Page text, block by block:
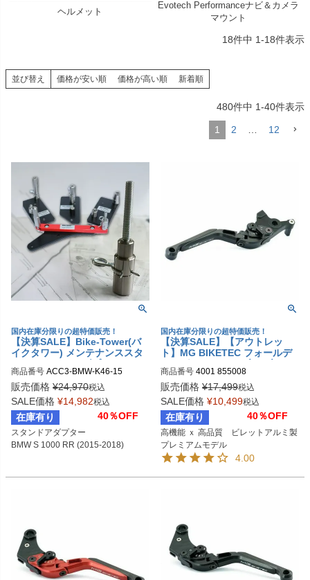
ヘルメット
Evotech Performanceナビ＆カメラ
マウント
18件中 1-18件表示
並び替え 価格が安い順 価格が高い順 新着順
480件中 1-40件表示
1 2 … 12
国内在庫分限りの超特価販売！
【決算SALE】Bike-Tower(バ
イクタワー) メンテナンススタ
BMW S 1000 RR (2015-2018)
商品番号 ACC3-BMW-K46-15
販売価格 ¥24,970税込
SALE価格 ¥14,982税込
在庫有り 40％OFF
スタンドアダプター
BMW S 1000 RR (2015-2018)
国内在庫分限りの超特価販売！
【決算SALE】【アウトレッ
ト】MG BIKETEC フォールデ
キレバー ブラック BMW / SUZ
UKI / TRIUMPH
商品番号 4001 855008
販売価格 ¥17,499税込
SALE価格 ¥10,499税込
在庫有り 40％OFF
高機能 ｘ 高品質　ビレットアルミ製
プレミアムモデル
4.00